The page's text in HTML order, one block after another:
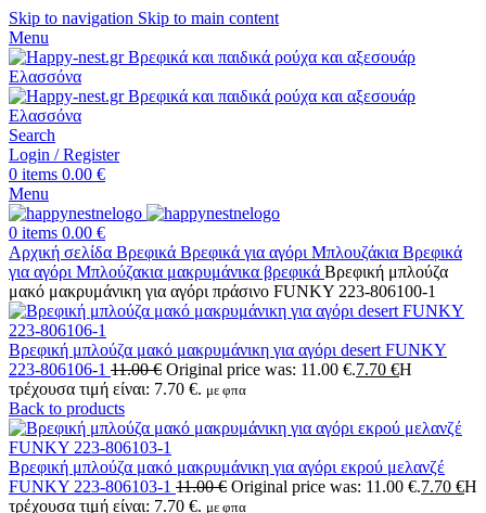
Skip to navigation Skip to main content
Menu
Search
Login / Register
0 items 0.00 €
Menu
0 items 0.00 €
Αρχική σελίδα Βρεφικά Βρεφικά για αγόρι Μπλουζάκια Βρεφικά
για αγόρι Μπλούζακια μακρυμάνικα βρεφικά Βρεφική μπλούζα
μακό μακρυμάνικη για αγόρι πράσινο FUNKY 223-806100-1
Βρεφική μπλούζα μακό μακρυμάνικη για αγόρι desert FUNKY
223-806106-1 11.00€ Original price was: 11.00 €.7.70 €Η
τρέχουσα τιμή είναι: 7.70 €. με φπα
Back to products
Βρεφική μπλούζα μακό μακρυμάνικη για αγόρι εκρού μελανζέ
FUNKY 223-806103-1 11.00€ Original price was: 11.00 €.7.70 €Η
τρέχουσα τιμή είναι: 7.70 €. με φπα